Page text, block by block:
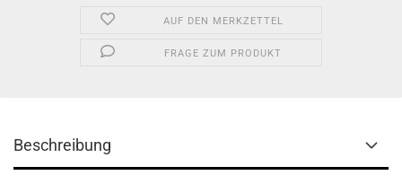
AUF DEN MERKZETTEL
FRAGE ZUM PRODUKT
Beschreibung